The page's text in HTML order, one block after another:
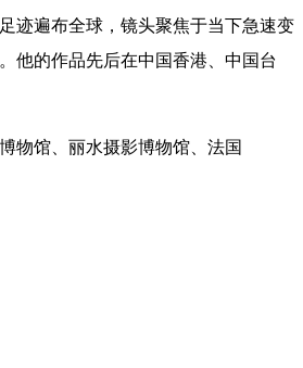
迹遍布全球，镜头聚焦于当下急速变
他的作品先后在中国香港、中国台
物馆、丽水摄影博物馆、法国